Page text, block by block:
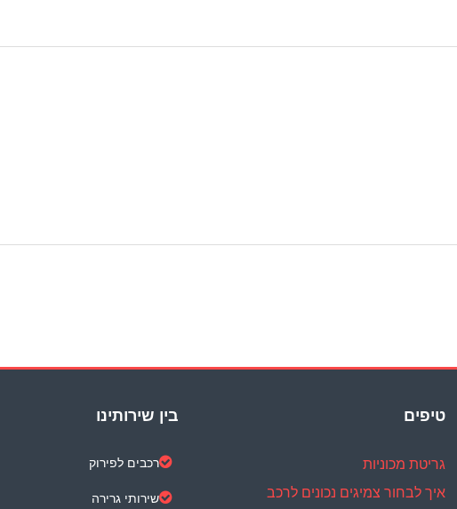
בין שירותינו
רכבים לפירוק
שירותי גרירה
טיפים
גריטת מכוניות
איך לבחור צמיגים נכונים לרכב